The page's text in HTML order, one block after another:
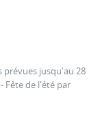
prévues jusqu'au 28
Fête de l'été par